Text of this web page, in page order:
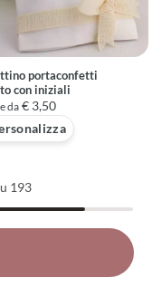
portaconfetti
con iniziali
da € 3,50
193